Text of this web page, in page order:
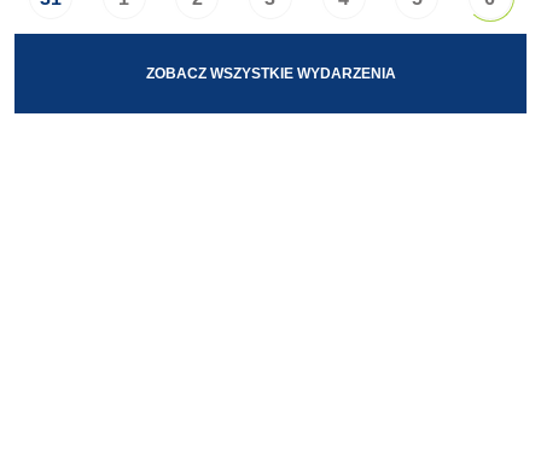
ZOBACZ WSZYSTKIE WYDARZENIA